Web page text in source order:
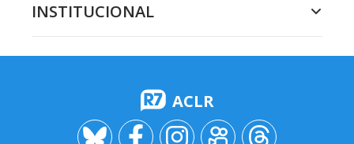
INSTITUCIONAL
ACLR